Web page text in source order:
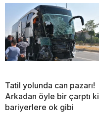
Tatil yolunda can pazarı!
Arkadan öyle bir çarptı ki
bariyerlere ok gibi